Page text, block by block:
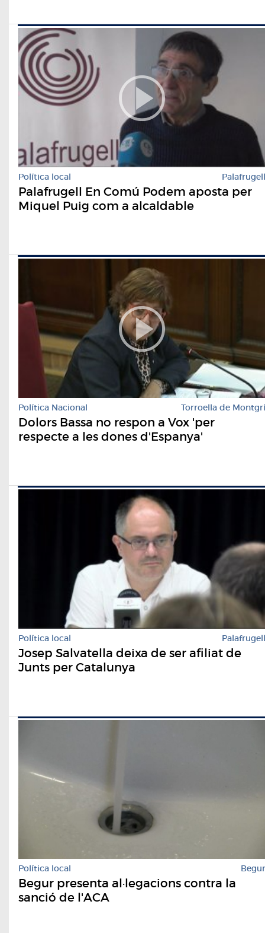
Política local Palafrugell
Palafrugell En Comú Podem aposta per
Miquel Puig com a alcaldable
Política Nacional Torroella de Montgrí
Dolors Bassa no respon a Vox 'per
respecte a les dones d'Espanya'
Política local Palafrugell
Josep Salvatella deixa de ser afiliat de
Junts per Catalunya
Política local Begur
Begur presenta al·legacions contra la
sanció de l'ACA